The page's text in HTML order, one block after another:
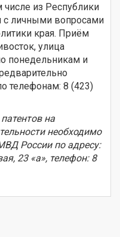
из Республики
с личными вопросами
края. Приём
улица
понедельникам и
телефонам: 8 (423)
на
необходимо
России по адресу:
23 «а», телефон: 8